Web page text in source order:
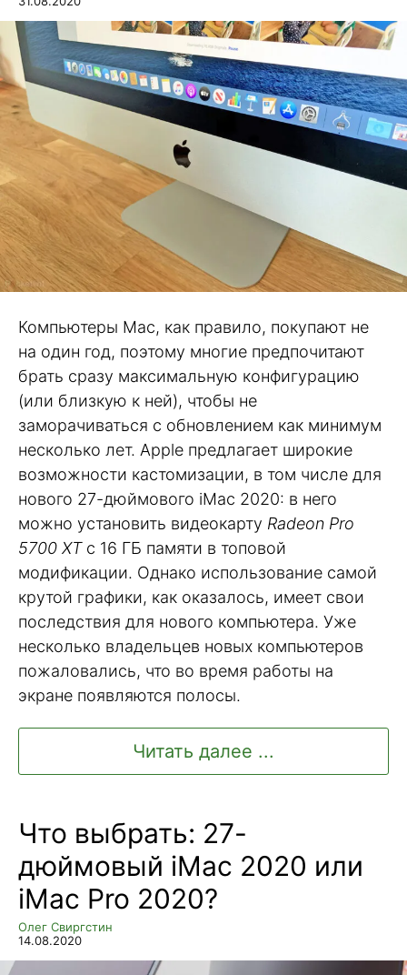
Компьютеры Mac, как правило, покупают не
на один год, поэтому многие предпочитают
брать сразу максимальную конфигурацию
(или близкую к ней), чтобы не
заморачиваться с обновлением как минимум
несколько лет. Apple предлагает широкие
возможности кастомизации, в том числе для
нового 27-дюймового iMac 2020: в него
можно установить видеокарту Radeon Pro
5700 XTс 16 ГБ памяти в топовой
модификации. Однако использование самой
крутой графики, как оказалось, имеет свои
последствия для нового компьютера. Уже
несколько владельцев новых компьютеров
пожаловались, что во время работы на
экране появляются полосы.
Читать далее ...
Что выбрать: 27-
дюймовый iMac 2020 или
iMac Pro 2020?
Олег Свиргстин
14.08.2020